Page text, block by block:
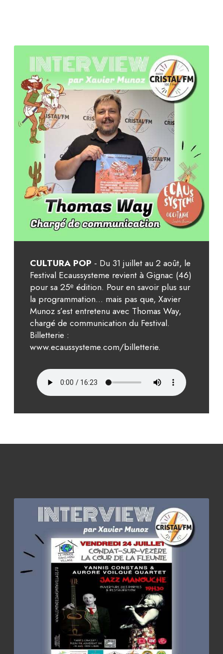
CULTURA POP - Du 31 juillet au 2 août, le
Festival Ecaussysteme revient à Gignac (46)
pour sa 25ᵉ édition. Pour en savoir plus sur
la programmation... mais pas que, Xavier
Munoz s’est entretenu avec Thomas Way,
chargé de communication du Festival.
Billetterie :
www.ecaussysteme.com/billetterie.